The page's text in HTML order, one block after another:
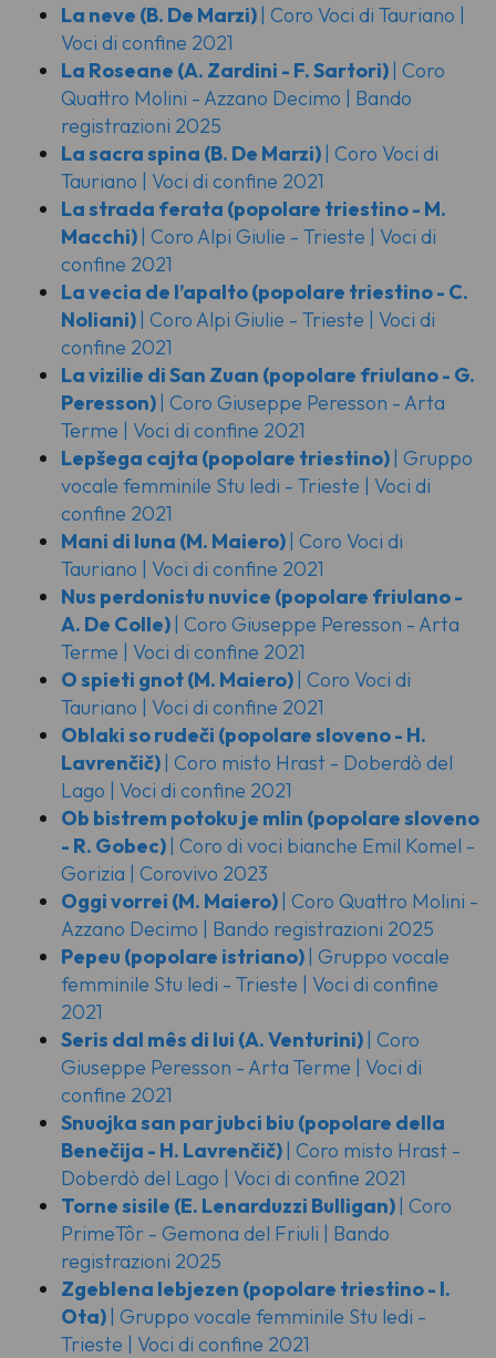
La neve (B. De Marzi) | Coro Voci di Tauriano |
Voci di confine 2021
La Roseane (A. Zardini - F. Sartori) | Coro
Quattro Molini - Azzano Decimo | Bando
registrazioni 2025
La sacra spina (B. De Marzi) | Coro Voci di
Tauriano | Voci di confine 2021
La strada ferata (popolare triestino - M.
Macchi) | Coro Alpi Giulie - Trieste | Voci di
confine 2021
La vecia de l’apalto(popolare triestino - C.
Noliani) | Coro Alpi Giulie - Trieste | Voci di
confine 2021
La vizilie di San Zuan (popolare friulano - G.
Peresson) | Coro Giuseppe Peresson - Arta
Terme | Voci di confine 2021
Lepšega cajta (popolare triestino) | Gruppo
vocale femminile Stu ledi - Trieste | Voci di
confine 2021
Mani di luna (M. Maiero) | Coro Voci di
Tauriano | Voci di confine 2021
Nus perdonistu nuvice (popolare friulano -
A. De Colle) | Coro Giuseppe Peresson - Arta
Terme | Voci di confine 2021
O spieti gnot(M. Maiero) | Coro Voci di
Tauriano | Voci di confine 2021
Oblaki so rudeči (popolare sloveno - H.
Lavrenčič) | Coro misto Hrast - Doberdò del
Lago | Voci di confine 2021
Ob bistrem potoku je mlin (popolare sloveno
- R. Gobec) | Coro di voci bianche Emil Komel -
Gorizia | Corovivo 2023
Oggi vorrei (M. Maiero) | Coro Quattro Molini -
Azzano Decimo | Bando registrazioni 2025
Pepeu (popolare istriano) | Gruppo vocale
femminile Stu ledi - Trieste | Voci di confine
2021
Seris dal mês di lui (A. Venturini) | Coro
Giuseppe Peresson - Arta Terme | Voci di
confine 2021
Snuojka san par jubci biu (popolare della
Benečija - H. Lavrenčič) | Coro misto Hrast -
Doberdò del Lago | Voci di confine 2021
Torne sisile (E. Lenarduzzi Bulligan) | Coro
PrimeTôr - Gemona del Friuli | Bando
registrazioni 2025
Zgeblena lebjezen (popolare triestino - I.
Ota) | Gruppo vocale femminile Stu ledi -
Trieste | Voci di confine 2021